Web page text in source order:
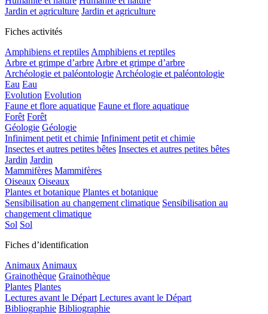
Jardin et agriculture Jardin et agriculture
Fiches activités
Amphibiens et reptiles Amphibiens et reptiles
Arbre et grimpe d’arbre Arbre et grimpe d’arbre
Archéologie et paléontologie Archéologie et paléontologie
Eau Eau
Evolution Evolution
Faune et flore aquatique Faune et flore aquatique
Forêt Forêt
Géologie Géologie
Infiniment petit et chimie Infiniment petit et chimie
Insectes et autres petites bêtes Insectes et autres petites bêtes
Jardin Jardin
Mammifères Mammifères
Oiseaux Oiseaux
Plantes et botanique Plantes et botanique
Sensibilisation au changement climatique Sensibilisation au
changement climatique
Sol Sol
Fiches d’identification
Animaux Animaux
Grainothèque Grainothèque
Plantes Plantes
Lectures avant le Départ Lectures avant le Départ
Bibliographie Bibliographie